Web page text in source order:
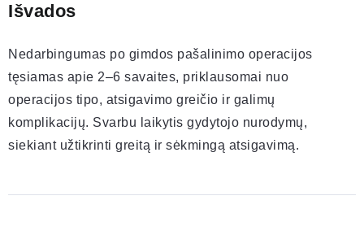
Išvados
Nedarbingumas po gimdos pašalinimo operacijos
tęsiamas apie 2–6 savaites, priklausomai nuo
operacijos tipo, atsigavimo greičio ir galimų
komplikacijų. Svarbu laikytis gydytojo nurodymų,
siekiant užtikrinti greitą ir sėkmingą atsigavimą.